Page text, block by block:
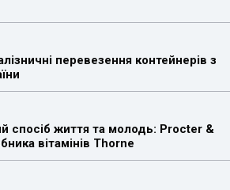
перевезення контейнерів з
спосіб життя та молодь: Procter &
вітамінів Thorne